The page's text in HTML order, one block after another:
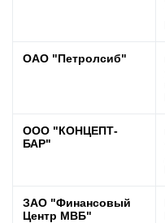
ОАО "Петролсиб"
ООО "КОНЦЕПТ-
БАР"
ЗАО "Финансовый
Центр МВБ"